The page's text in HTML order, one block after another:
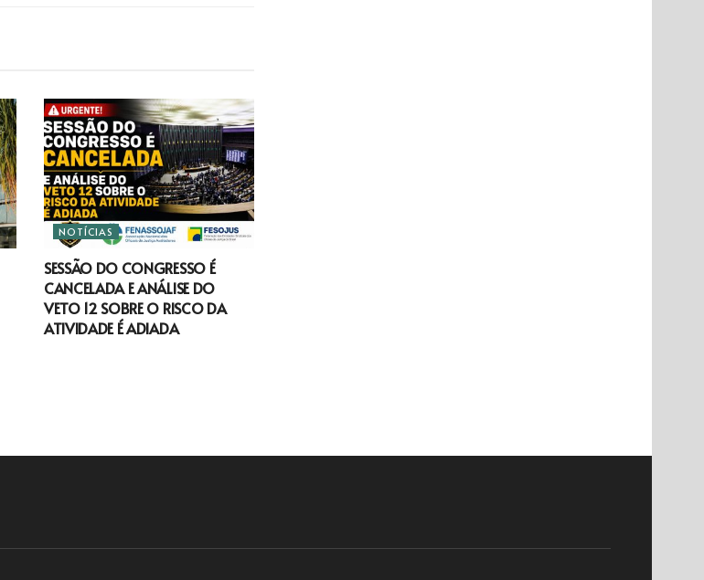
NOTÍCIAS
SESSÃO DO CONGRESSO É
CANCELADA E ANÁLISE DO
VETO 12 SOBRE O RISCO DA
ATIVIDADE É ADIADA